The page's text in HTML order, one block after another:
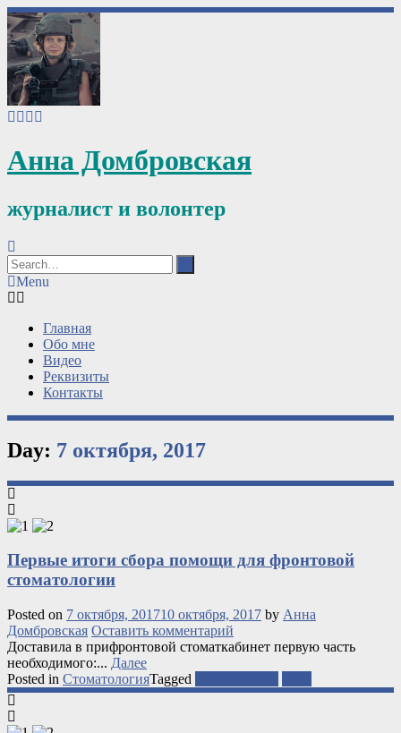
Анна Домбровская
журналист и волонтер
Menu
Главная
Обо мне
Видео
Реквизиты
Контакты
Day: 7 октября, 2017
Первые итоги сбора помощи для фронтовой
стоматологии
Posted on 7 октября, 201710 октября, 2017 by Анна
Домбровская Оставить комментарий
Доставила в прифронтовой стоматкабинет первую часть
необходимого:... Далее
Posted in СтоматологияTagged